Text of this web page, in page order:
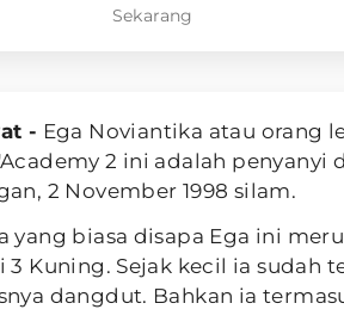
Sekarang
- Ega Noviantika atau orang
2 ini adalah penyanyi
2 November 1998 silam.
yang biasa disapa Ega ini
3 Kuning. Sejak kecil ia sudah
dangdut. Bahkan ia